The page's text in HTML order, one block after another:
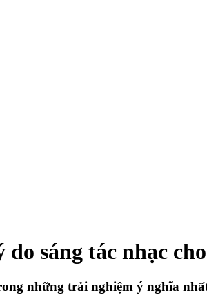
sáng tác nhạc
những trải nghiệm ý nghĩa